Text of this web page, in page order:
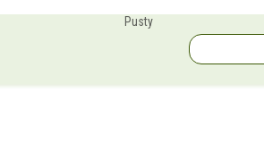
Pusty